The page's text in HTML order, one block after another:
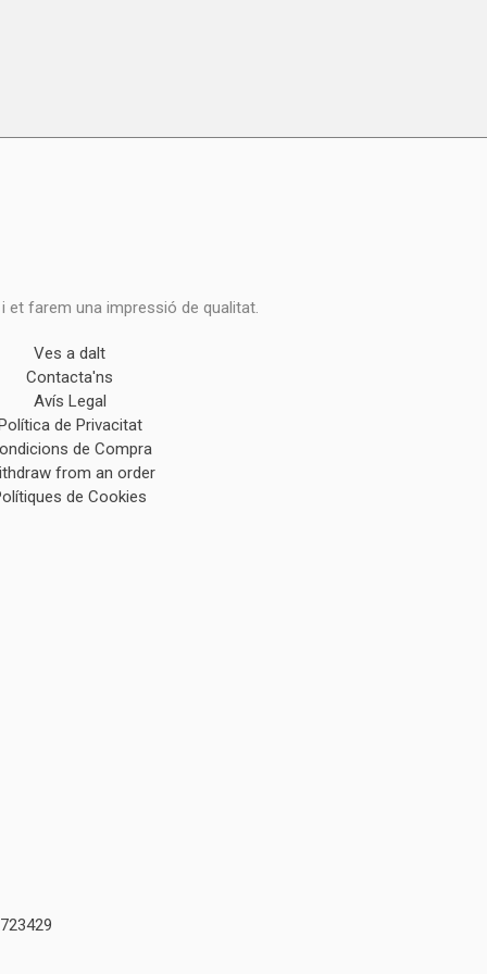
et farem una impressió de qualitat.
Ves a dalt
Contacta'ns
Avís Legal
de Privacitat
de Compra
from an order
de Cookies